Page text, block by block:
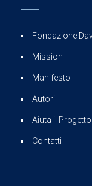
Fondazione
Mission
Manifesto
Autori
Aiuta il
Contatti